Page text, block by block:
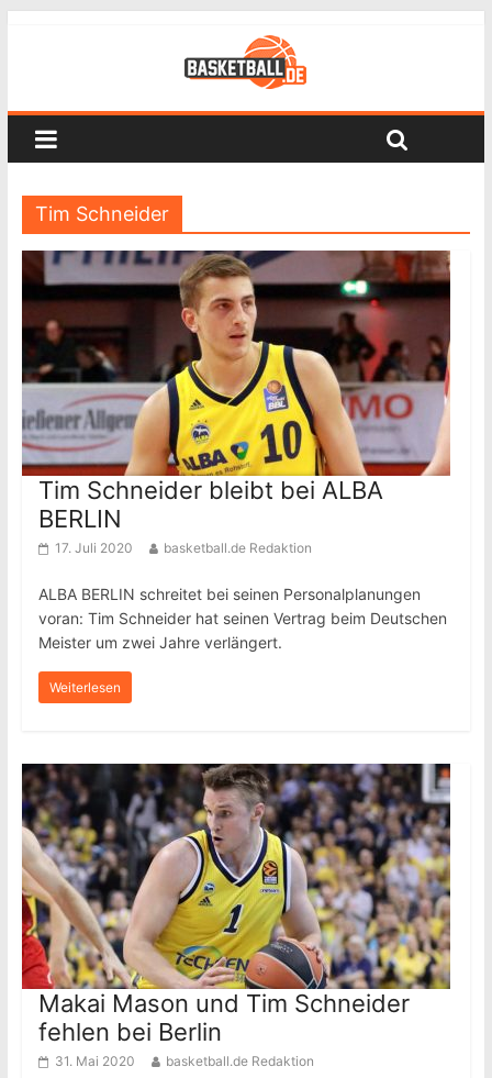
Tim Schneider
Tim Schneider bleibt bei ALBA
BERLIN
17. Juli 2020 basketball.de Redaktion
ALBA BERLIN schreitet bei seinen Personalplanungen
voran: Tim Schneider hat seinen Vertrag beim Deutschen
Meister um zwei Jahre verlängert.
Weiterlesen
Makai Mason und Tim Schneider
fehlen bei Berlin
31. Mai 2020 basketball.de Redaktion